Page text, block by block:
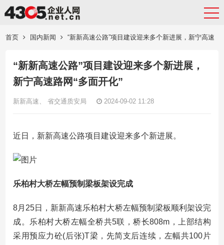
首页 国内新闻
“新新高速公路”项目建设迎来多个新进展，新宁高速
“新新高速公路”项目建设迎来多个新进展，
新宁高速路网“多面开化”
新新高速、 省交通质安局 2024-09-02 11:28
近日，新新高速公路项目建设迎来多个新进展。
乐柏村大桥左幅预制梁板架设完成
8月25日，新新高速乐柏村大桥左幅预制梁板顺利架设完
成。乐柏村大桥左幅全桥共5联，桥长808m，上部结构
采用预应力砼(后张)T梁，先简支后连续，左幅共100片